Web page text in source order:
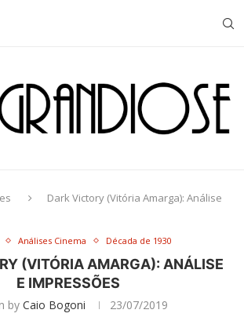
Dark Victory (Vitória Amarga): Análise
Análises Cinema Década de 1930
(VITÓRIA AMARGA): ANÁLISE
E IMPRESSÕES
by Caio Bogoni 23/07/2019